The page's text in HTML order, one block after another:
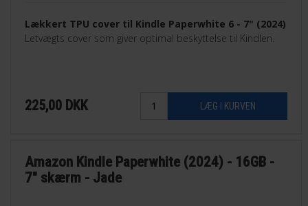
Lækkert TPU cover til Kindle Paperwhite 6 - 7" (2024)
Letvægts cover som giver optimal beskyttelse til Kindlen.
225,00 DKK
Amazon Kindle Paperwhite (2024) - 16GB -
7" skærm - Jade